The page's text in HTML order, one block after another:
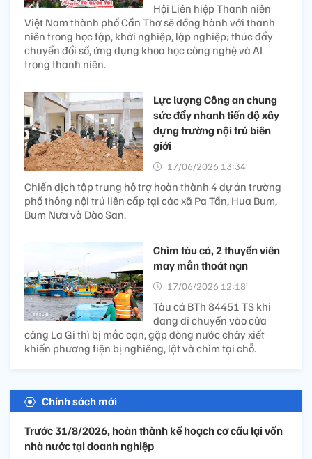
Hội Liên hiệp Thanh niên
Việt Nam thành phố Cần Thơ sẽ đồng hành với thanh
niên trong học tập, khởi nghiệp, lập nghiệp; thúc đẩy
chuyển đổi số, ứng dụng khoa học công nghệ và AI
trong thanh niên.
Lực lượng Công an chung
sức đẩy nhanh tiến độ xây
dựng trường nội trú biên
giới
17/06/2026 13:34’
Chiến dịch tập trung hỗ trợ hoàn thành 4 dự án trường
phổ thông nội trú liên cấp tại các xã Pa Tần, Hua Bum,
Bum Nưa và Dào San.
Chìm tàu cá, 2 thuyền viên
may mắn thoát nạn
17/06/2026 12:18’
Tàu cá BTh 84451 TS khi
đang di chuyển vào cửa
cảng La Gi thì bị mắc cạn, gặp dòng nước chảy xiết
khiến phương tiện bị nghiêng, lật và chìm tại chỗ.
Chính sách mới
Trước 31/8/2026, hoàn thành kế hoạch cơ cấu lại vốn
nhà nước tại doanh nghiệp